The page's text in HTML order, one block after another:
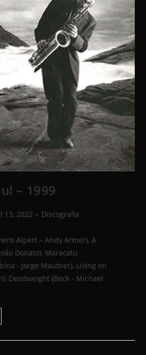
– 1999
13, 2022 Discografia
Alpert – Andy Armer), A
Donato), Maracatu
- Jorge Mautner), Living on
Deadweight (Beck - Michael